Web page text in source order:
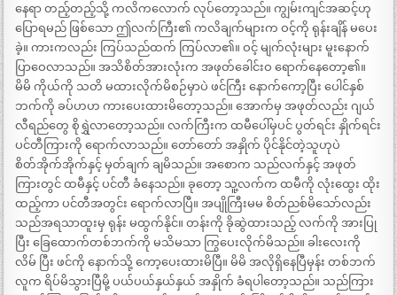
နေရာ တည့်တည့်သို့ ကလိကလောက် လုပ်တော့သည်။ ကျွမ်းကျင်အဆင့်ဟု
ပြောရမည် ဖြစ်သော ဤလက်ကြီး၏ ကလိချက်များက ဝင့်ကို ရုန်းချိန် မပေး
ခဲ့။ ကားကလည်း ကြပ်သည်ထက် ကြပ်လာ၏။ ဝင့် မျက်လုံးများ မူးနောက်
ပြာဝေလာသည်။ အသိစိတ်အားလုံးက အဖုတ်ခေါင်းဝ ရောက်နေတော့၏။
မိမိ ကိုယ်ကို သတိ မထားလိုက်မိစဉ်မှာပဲ ဖင်ကြီး နောက်ကော့ပြီး ပေါင်နှစ်
ဘက်ကို ခပ်ဟဟ ကားပေးထားမိတော့သည်။ အောက်မှ အဖုတ်လည်း ဂျယ်
လီရည်တွေ စိုရွှဲလာတော့သည်။ လက်ကြီးက ထမီပေါ်မှပင် ပွတ်ရင်း နှိုက်ရင်း
ပင်တီကြားကို ရောက်လာသည်။ တော်တော် အနှိုက် ပိုင်နိုင်တဲ့သူဟုပဲ
စိတ်အိုက်အိုက်နှင့် မှတ်ချက် ချမိသည်။ အစောက သည်လက်နှင့် အဖုတ်
ကြားတွင် ထမီနှင့် ပင်တီ ခံနေသည်။ ခုတော့ သူ့လက်က ထမီကို လုံးထွေး ထိုး
ထည့်ကာ ပင်တီအတွင်း ရောက်လာပြီ။ အပျိုကြီးမမ စိတ်ညစ်မိသော်လည်း
သည်အရသာထူးမှ ရုန်း မထွက်နိုင်။ တန်းကို ခိုဆွဲထားသည့် လက်ကို အားပြု
ပြီး ခြေထောက်တစ်ဘက်ကို မသိမသာ ကြွပေးလိုက်မိသည်။ ခါးလေးကို
လိမ် ပြီး ဖင်ကို နောက်သို့ ကော့ပေးထားမိပြီ။ မိမိ အလိုရှိနေပြီမှန်း တစ်ဘက်
လူက ရိပ်မိသွားပြီမို့ ပယ်ပယ်နှယ်နှယ် အနှိုက် ခံရပါတော့သည်။ သည်ကြား